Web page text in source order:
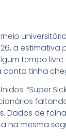
a estimativa
tempo
tinha
“Super
Dados de
na mesma